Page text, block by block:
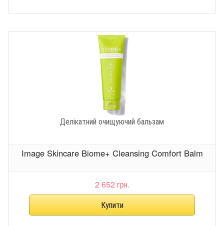
Делікатний очищуючий бальзам
Image Skincare Biome+ Cleansing Comfort Balm
2 652 грн.